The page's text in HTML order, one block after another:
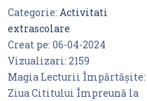
Categorie: Activitati
extrascolare
Creat pe: 06-04-2024
Vizualizari: 2159
Magia Lecturii Împărtășite:
Ziua Cititului Împreună la